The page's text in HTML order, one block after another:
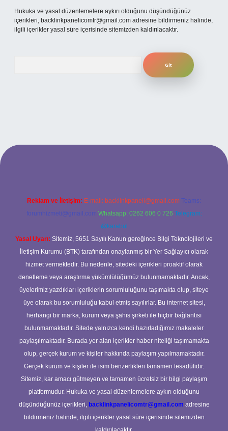
Hukuka ve yasal düzenlemelere aykırı olduğunu düşündüğünüz
içerikleri, backlinkpanelicomtr@gmail.com adresine bildirmeniz halinde,
ilgili içerikler yasal süre içerisinde sitemizden kaldırılacaktır.
bahis
Reklam ve İletişim: E-mail: backlinkpaneli@gmail.com Teams:
forumhizmeti@gmail.com Whatsapp: 0262 606 0 726 Telegram:
@karabul
Yasal Uyarı: Sitemiz, 5651 Sayılı Kanun gereğince Bilgi Teknolojileri ve
İletişim Kurumu (BTK) tarafından onaylanmış bir Yer Sağlayıcı olarak
hizmet vermektedir. Bu nedenle, sitedeki içerikleri proaktif olarak
denetleme veya araştırma yükümlülüğümüz bulunmamaktadır. Ancak,
üyelerimiz yazdıkları içeriklerin sorumluluğunu taşımakta olup, siteye
üye olarak bu sorumluluğu kabul etmiş sayılırlar. Bu internet sitesi,
herhangi bir marka, kurum veya şahıs şirketi ile hiçbir bağlantısı
bulunmamaktadır. Sitede yalnızca kendi hazırladığımız makaleler
paylaşılmaktadır. Burada yer alan içerikler haber niteliği taşımamakta
olup, gerçek kurum ve kişiler hakkında paylaşım yapılmamaktadır.
Gerçek kurum ve kişiler ile isim benzerlikleri tamamen tesadüfidir.
Sitemiz, kar amacı gütmeyen ve tamamen ücretsiz bir bilgi paylaşım
platformudur. Hukuka ve yasal düzenlemelere aykırı olduğunu
düşündüğünüz içerikleri, backlinkpanelicomtr@gmail.com adresine
bildirmeniz halinde, ilgili içerikler yasal süre içerisinde sitemizden